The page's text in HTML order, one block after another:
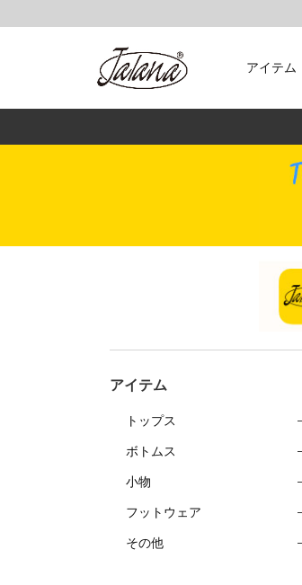
アイテム
アイテム
トップス
ボトムス
小物
フットウェア
その他